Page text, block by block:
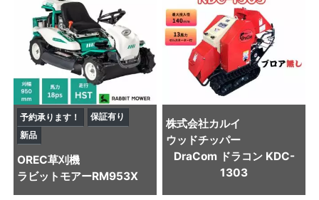
予約承ります！
保証有り
新品
OREC草刈機
ラビットモアーRM953X
株式会社カルイ
ウッドチッパー
DraCom ドラコン KDC-
1303